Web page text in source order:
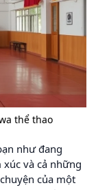
thể thao
như đang
và cả những
của một